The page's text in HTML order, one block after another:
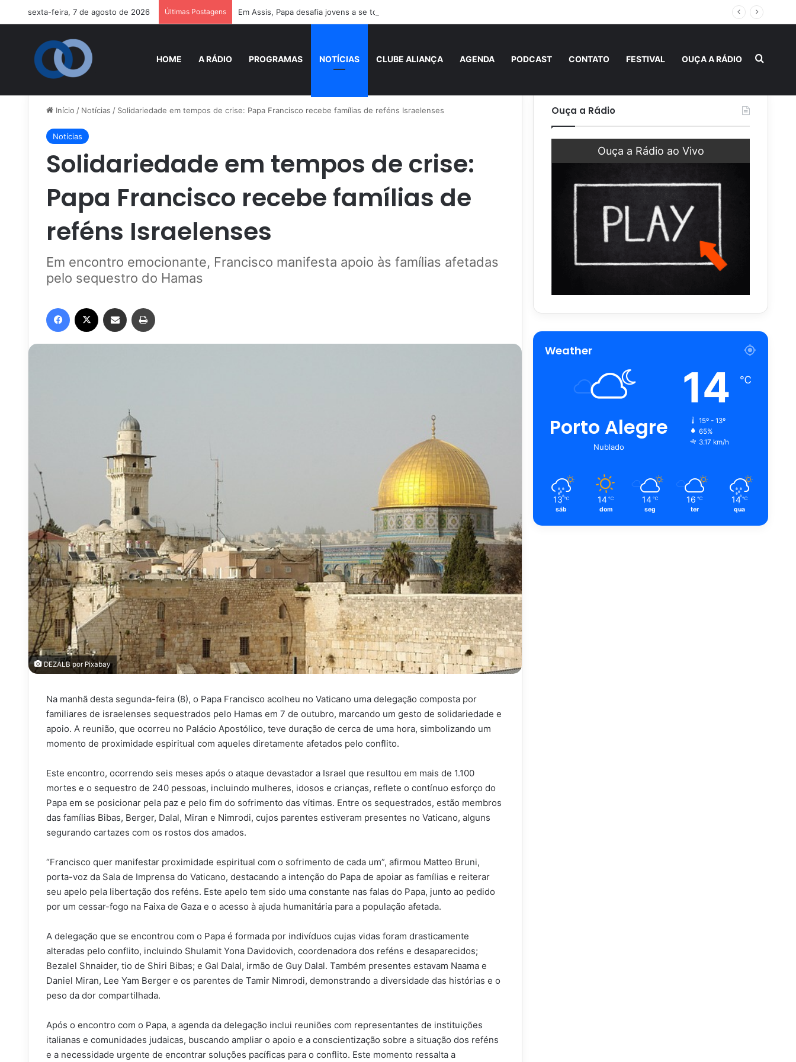
sexta-feira, 7 de agosto de 2026 Últimas Postagens Em Assis, Papa desafia jovens a se tornarem “novos santos” e construtores da fraternidade
HOME A RÁDIO PROGRAMAS NOTÍCIAS CLUBE ALIANÇA AGENDA PODCAST CONTATO FESTIVAL OUÇA A RÁDIO
Início / Notícias / Solidariedade em tempos de crise: Papa Francisco recebe famílias de reféns Israelenses
Notícias
Solidariedade em tempos de crise:
Papa Francisco recebe famílias de
reféns Israelenses
Em encontro emocionante, Francisco manifesta apoio às famílias afetadas
pelo sequestro do Hamas
DEZALB por Pixabay
Na manhã desta segunda-feira (8), o Papa Francisco acolheu no Vaticano uma delegação composta por
familiares de israelenses sequestrados pelo Hamas em 7 de outubro, marcando um gesto de solidariedade e
apoio. A reunião, que ocorreu no Palácio Apostólico, teve duração de cerca de uma hora, simbolizando um
momento de proximidade espiritual com aqueles diretamente afetados pelo conflito.
Este encontro, ocorrendo seis meses após o ataque devastador a Israel que resultou em mais de 1.100
mortes e o sequestro de 240 pessoas, incluindo mulheres, idosos e crianças, reflete o contínuo esforço do
Papa em se posicionar pela paz e pelo fim do sofrimento das vítimas. Entre os sequestrados, estão membros
das famílias Bibas, Berger, Dalal, Miran e Nimrodi, cujos parentes estiveram presentes no Vaticano, alguns
segurando cartazes com os rostos dos amados.
“Francisco quer manifestar proximidade espiritual com o sofrimento de cada um”, afirmou Matteo Bruni,
porta-voz da Sala de Imprensa do Vaticano, destacando a intenção do Papa de apoiar as famílias e reiterar
seu apelo pela libertação dos reféns. Este apelo tem sido uma constante nas falas do Papa, junto ao pedido
por um cessar-fogo na Faixa de Gaza e o acesso à ajuda humanitária para a população afetada.
A delegação que se encontrou com o Papa é formada por indivíduos cujas vidas foram drasticamente
alteradas pelo conflito, incluindo Shulamit Yona Davidovich, coordenadora dos reféns e desaparecidos;
Bezalel Shnaider, tio de Shiri Bibas; e Gal Dalal, irmão de Guy Dalal. Também presentes estavam Naama e
Daniel Miran, Lee Yam Berger e os parentes de Tamir Nimrodi, demonstrando a diversidade das histórias e o
peso da dor compartilhada.
Após o encontro com o Papa, a agenda da delegação inclui reuniões com representantes de instituições
italianas e comunidades judaicas, buscando ampliar o apoio e a conscientização sobre a situação dos reféns
e a necessidade urgente de encontrar soluções pacíficas para o conflito. Este momento ressalta a
Ouça a Rádio
Ouça a Rádio ao Vivo
Weather
Porto Alegre
Nublado
14 ℃
15º - 13º
65%
3.17 km/h
13 ℃
sáb
14 ℃
dom
14 ℃
seg
16 ℃
ter
14 ℃
qua